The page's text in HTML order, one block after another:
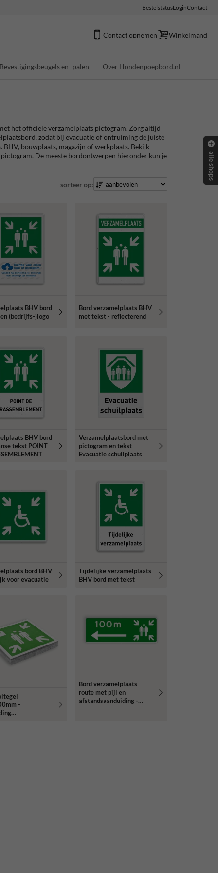
BestelstatusLoginContact
Contact opnemen Winkelmand
Bevestigingsbeugels en -palen Over Hondenpoepbord.nl
het officiële verzamelplaats pictogram. Zorg altijd
zodat bij evacuatie of ontruiming de juiste
bouwplaats, magazijn of werkplaats. Bekijk
De meeste bordontwerpen hieronder kun je
sorteer op:
BHV bord
(bedrijfs-)logo
Bord verzamelplaats BHV
met tekst - reflecterend
BHV bord
tekst POINT
Verzamelplaatsbord met
pictogram en tekst
Evacuatie schuilplaats
bord BHV
voor evacuatie
Tijdelijke verzamelplaats
BHV bord met tekst
-
Bord verzamelplaats
route met pijl en
afstandsaanduiding -
alle shops